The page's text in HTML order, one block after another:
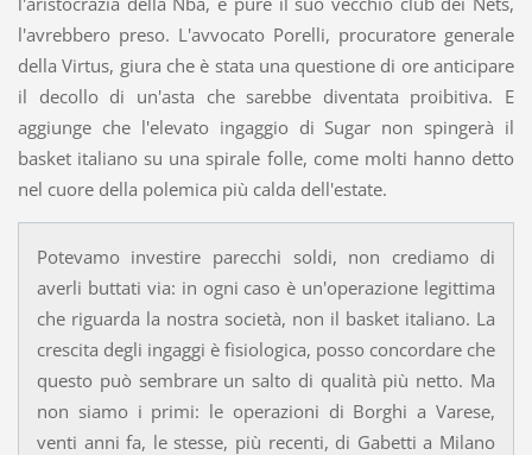
l'avrebbero preso. L'avvocato Porelli, procuratore generale
della Virtus, giura che è stata una questione di ore anticipare
il decollo di un'asta che sarebbe diventata proibitiva. E
aggiunge che l'elevato ingaggio di Sugar non spingerà il
basket italiano su una spirale folle, come molti hanno detto
nel cuore della polemica più calda dell'estate.
Potevamo investire parecchi soldi, non crediamo di
averli buttati via: in ogni caso è un'operazione legittima
che riguarda la nostra società, non il basket italiano. La
crescita degli ingaggi è fisiologica, posso concordare che
questo può sembrare un salto di qualità più netto. Ma
non siamo i primi: le operazioni di Borghi a Varese,
venti anni fa, le stesse, più recenti, di Gabetti a Milano